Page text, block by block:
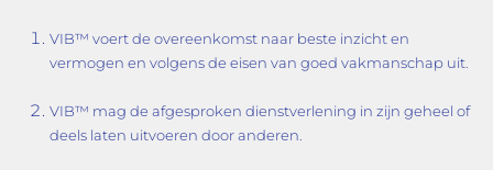
VIB™ voert de overeenkomst naar beste inzicht en
vermogen en volgens de eisen van goed vakmanschap uit.
VIB™ mag de afgesproken dienstverlening in zijn geheel of
deels laten uitvoeren door anderen.